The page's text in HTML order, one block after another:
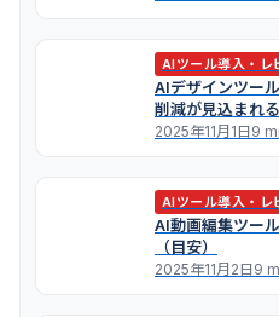
AIツール導入・レ
AIデザインツー
削減が見込まれ
2025年11月1日9
AIツール導入・レ
AI動画編集ツー
（目安）
2025年11月2日9